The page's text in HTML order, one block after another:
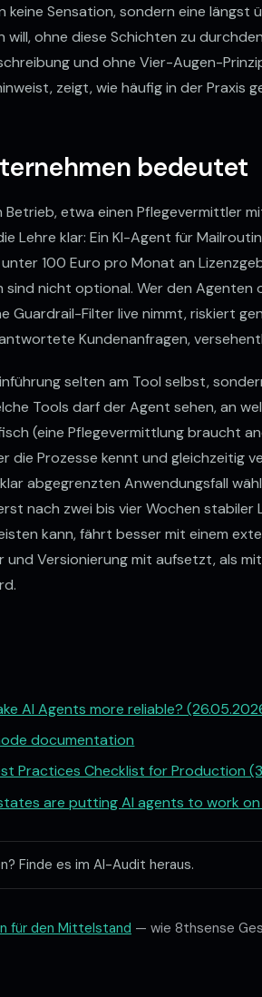
Sensation, sondern eine längst
ohne diese Schichten zu
und ohne Vier-Augen-
zeigt, wie häufig in der Praxis
bedeutet
etwa einen Pflegevermittler
Lehre klar: Ein KI-Agent für
100 Euro pro Monat an
sind nicht optional. Wer den
Guardrail-Filter live nimmt, riskiert
Kundenanfragen,
selten am Tool selbst,
Tools darf der Agent sehen, an
(eine Pflegevermittlung braucht
die Prozesse kennt und gleichzeitig
abgegrenzten Anwendungsfall
nach zwei bis vier Wochen stabiler
kann, fährt besser mit einem
und Versionierung mit aufsetzt, als
AI Agents more reliable?
documentation
Practices Checklist for Production
are putting AI agents to work
Finde es im AI-Audit heraus.
für den Mittelstand — wie 8thsense